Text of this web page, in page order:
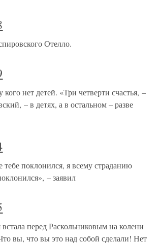
Отелло.
нет детей. «Три четверти счастья, –
– в детях, а в остальном – разве
поклонился, я всему страданию
– заявил
перед Раскольниковым на колени
вы, что вы это над собой сделали! Нет